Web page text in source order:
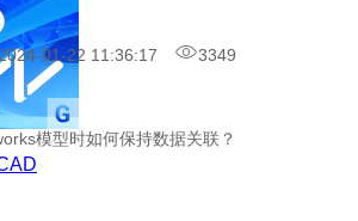
01-22 11:36:17 3349
模型时如何保持数据关联？